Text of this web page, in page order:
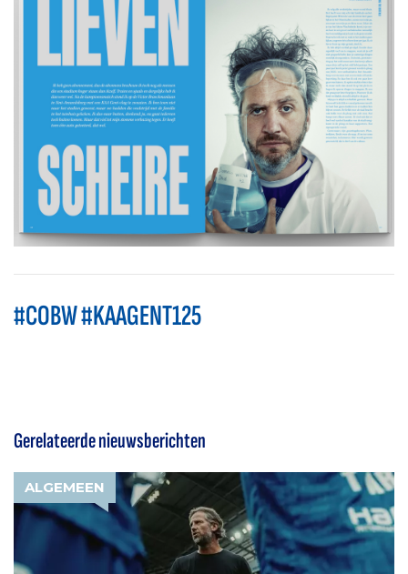
#COBW #KAAGENT125
Gerelateerde nieuwsberichten
ALGEMEEN